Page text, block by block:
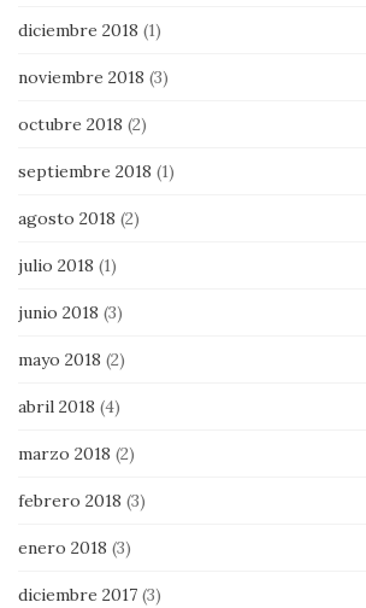
diciembre 2018 (1)
noviembre 2018 (3)
octubre 2018 (2)
septiembre 2018 (1)
agosto 2018 (2)
julio 2018 (1)
junio 2018 (3)
mayo 2018 (2)
abril 2018 (4)
marzo 2018 (2)
febrero 2018 (3)
enero 2018 (3)
diciembre 2017 (3)